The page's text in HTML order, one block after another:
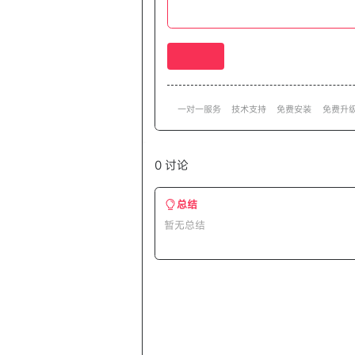
一对一服务 技术支持 免费安装 免费升
0 讨论
总结
暂无总结